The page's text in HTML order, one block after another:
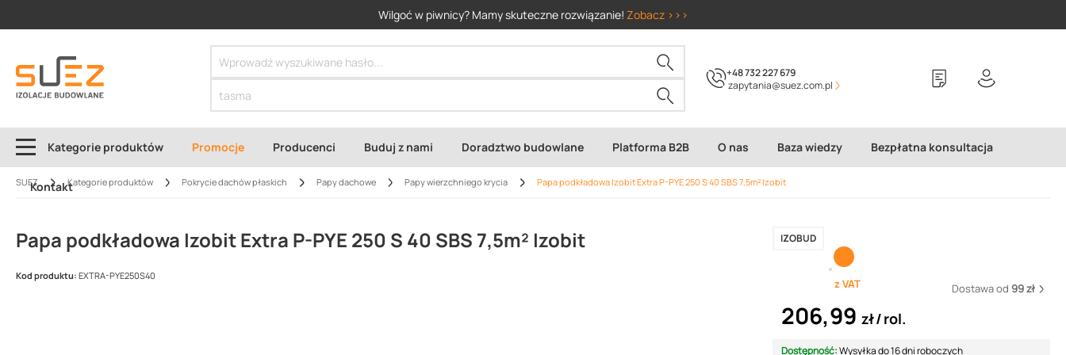
Wilgoć w piwnicy? Mamy skuteczne rozwiązanie! Zobacz >>>
+48 732 227 679
zapytania@suez.com.pl
Kategorie produktów Promocje Producenci Buduj z nami Doradztwo budowlane Platforma B2B O nas Baza wiedzy Bezpłatna konsultacja
Kontakt
SUEZ Kategorie produktów Pokrycie dachów płaskich Papy dachowe Papy wierzchniego krycia Papa podkładowa Izobit Extra P-PYE 250 S 40 SBS 7,5m² Izobit
Papa podkładowa Izobit Extra P-PYE 250 S 40 SBS 7,5m² Izobit IZOBUD
Kod produktu: EXTRA-PYE250S40
z VAT Dostawa od 99 zł
206,99 zł rol.
Dostępność:Wysyłka do 16 dni roboczych